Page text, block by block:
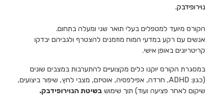
נוירופידבק.
הקורס מיועד למטפלים בעלי תואר שני ומעלה בתחום.
אנשים עם רקע במדעי המוח מוזמנים להצטרף ולגביהם יבדקו
קריטריונים באופן אישי.
במסגרת הקורס יוקנו כלים מקצועיים להתערבות במצבים שונים
(כגון: ADHD
, חרדה, אפילפסיה, אוטיזם, מצבי לחץ, שיפור ביצועים,
שיקום לאחר פציעה ועוד) תוך שימוש בשיטת הנוירופידבק.